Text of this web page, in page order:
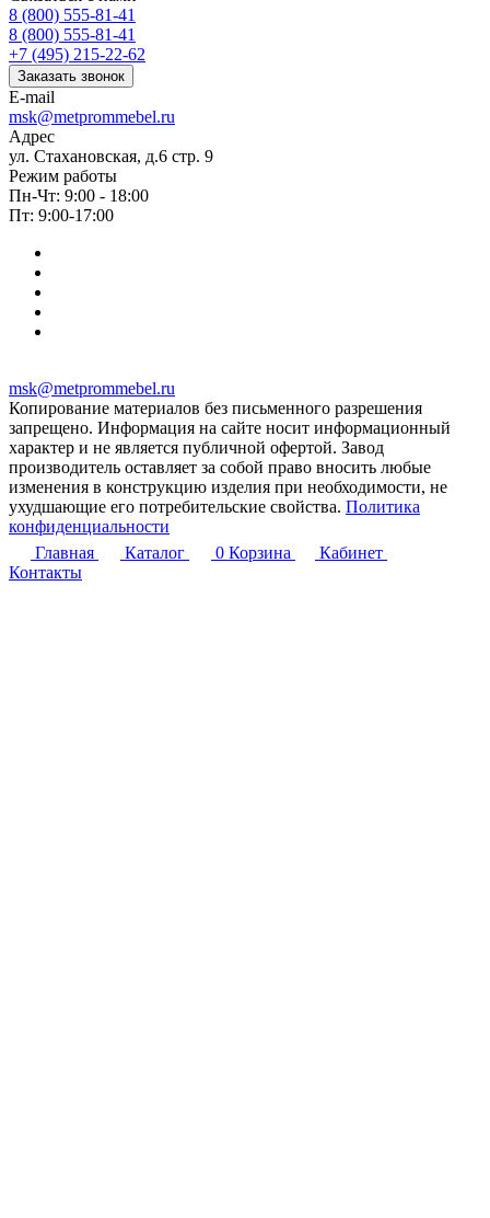
8 (800) 555-81-41
8 (800) 555-81-41
+7 (495) 215-22-62
Заказать звонок
E-mail
msk@metprommebel.ru
Адрес
ул. Стахановская, д.6 стр. 9
Режим работы
Пн-Чт: 9:00 - 18:00
Пт: 9:00-17:00
msk@metprommebel.ru
Копирование материалов без письменного разрешения
запрещено. Информация на сайте носит информационный
характер и не является публичной офертой. Завод
производитель оставляет за собой право вносить любые
изменения в конструкцию изделия при необходимости, не
ухудшающие его потребительские свойства. Политика
конфиденциальности
Главная
Каталог 0 Корзина
Кабинет
Контакты